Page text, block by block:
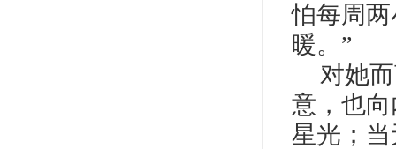
怕每周
暖。”
对她
意，也
星光；